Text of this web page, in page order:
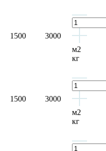
1500
3000
м2
кг
1500
3000
м2
кг